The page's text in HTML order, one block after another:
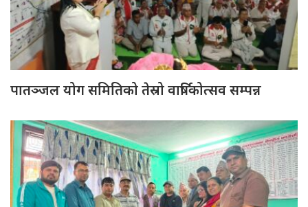
पातञ्जल योग समितिको तेस्रो वार्षिकोत्सव सम्पन्न